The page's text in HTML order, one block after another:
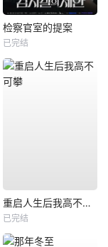
检察官室的提案
已完结
重启人生后我高不可攀
已完结